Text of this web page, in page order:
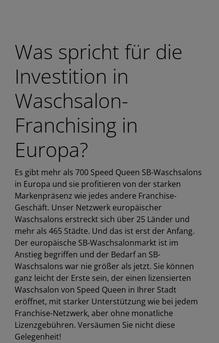
Was spricht für die
Investition in
Waschsalon-
Franchising in
Europa?
Es gibt mehr als 700 Speed Queen SB-Waschsalons
in Europa und sie profitieren von der starken
Markenpräsenz wie jedes andere Franchise-
Geschäft. Unser Netzwerk europäischer
Waschsalons erstreckt sich über 25 Länder und
mehr als 465 Städte. Und das ist erst der Anfang.
Der europäische SB-Waschsalonmarkt ist im
Anstieg begriffen und der Bedarf an SB-
Waschsalons war nie größer als jetzt. Sie können
ganz leicht der Erste sein, der einen lizensierten
Waschsalon von Speed Queen in Ihrer Stadt
eröffnet, mit starker Unterstützung wie bei jedem
Franchise-Netzwerk, aber ohne monatliche
Lizenzgebühren. Versäumen Sie nicht diese
Gelegenheit!